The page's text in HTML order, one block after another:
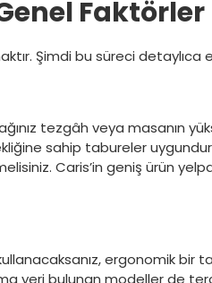
Faktörler
Şimdi bu süreci detaylıca
tezgâh veya masanın
sahip tabureler
Caris’in geniş ürün
ergonomik bir
yeri bulunan modeller de